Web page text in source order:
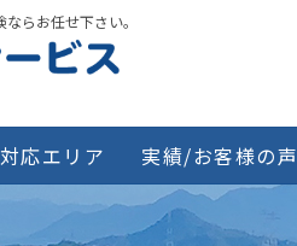
らお任せ下さい。
対応エリア 実績/お客様の声